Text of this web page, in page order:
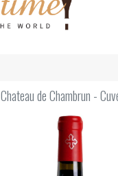
Chateau de Chambrun -